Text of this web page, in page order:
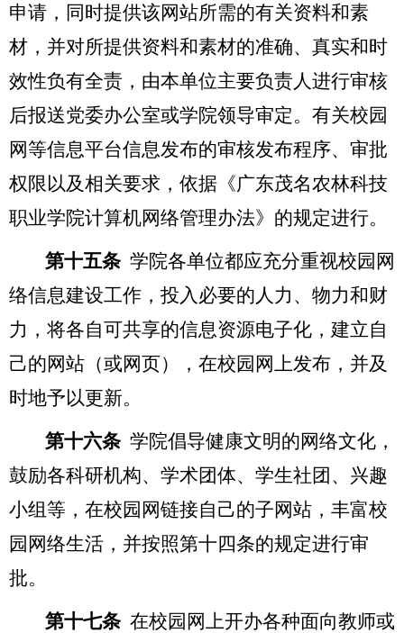
申请，同时提供该网站所需的有关资料和素
材，并对所提供资料和素材的准确、真实和时
效性负有全责，由本单位主要负责人进行审核
后报送党委办公室或学院领导审定。有关校园
网等信息平台信息发布的审核发布程序、审批
权限以及相关要求，依据《广东茂名农林科技
职业学院计算机网络管理办法》的规定进行。
第十五条 学院各单位都应充分重视校园网
络信息建设工作，投入必要的人力、物力和财
力，将各自可共享的信息资源电子化，建立自
己的网站（或网页），在校园网上发布，并及
时地予以更新。
第十六条 学院倡导健康文明的网络文化，
鼓励各科研机构、学术团体、学生社团、兴趣
小组等，在校园网链接自己的子网站，丰富校
园网络生活，并按照第十四条的规定进行审
批。
第十七条 在校园网上开办各种面向教师或